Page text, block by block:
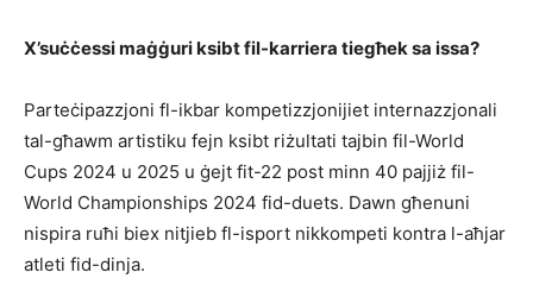
X’suċċessi maġġuri ksibt fil-karriera tiegħek sa issa?
Parteċipazzjoni fl-ikbar kompetizzjonijiet internazzjonali
tal-għawm artistiku fejn ksibt riżultati tajbin fil-World
Cups 2024 u 2025 u ġejt fit-22 post minn 40 pajjiż fil-
World Championships 2024 fid-duets. Dawn għenuni
nispira ruħi biex nitjieb fl-isport nikkompeti kontra l-aħjar
atleti fid-dinja.